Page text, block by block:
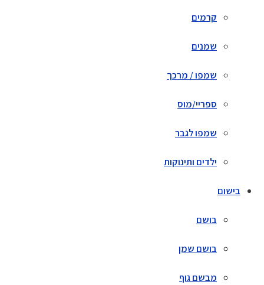
קרמים
שמנים
שמפו / מרכך
ספריי/מוס
שמפו לגבר
ילדים ותינוקות
בישום
בושם
בושם שמן
מבשם גוף